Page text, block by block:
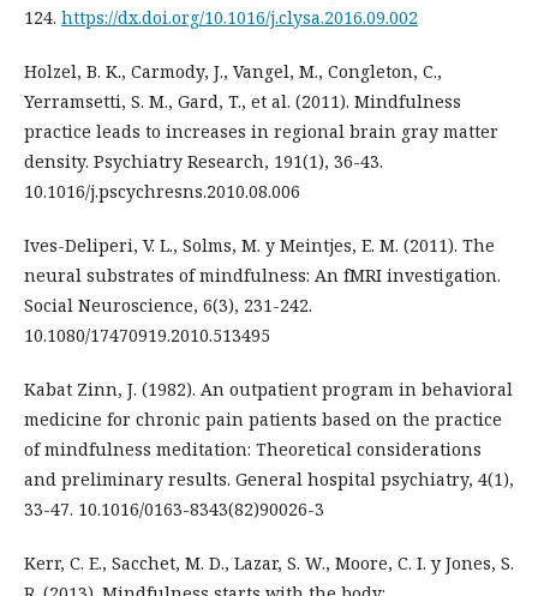
124. https://dx.doi.org/10.1016/j.clysa.2016.09.002
Holzel, B. K., Carmody, J., Vangel, M., Congleton, C.,
Yerramsetti, S. M., Gard, T., et al. (2011). Mindfulness
practice leads to increases in regional brain gray matter
density. Psychiatry Research, 191(1), 36-43.
10.1016/j.pscychresns.2010.08.006
Ives-Deliperi, V. L., Solms, M. y Meintjes, E. M. (2011). The
neural substrates of mindfulness: An fMRI investigation.
Social Neuroscience, 6(3), 231-242.
10.1080/17470919.2010.513495
Kabat Zinn, J. (1982). An outpatient program in behavioral
medicine for chronic pain patients based on the practice
of mindfulness meditation: Theoretical considerations
and preliminary results. General hospital psychiatry, 4(1),
33-47. 10.1016/0163-8343(82)90026-3
Kerr, C. E., Sacchet, M. D., Lazar, S. W., Moore, C. I. y Jones, S.